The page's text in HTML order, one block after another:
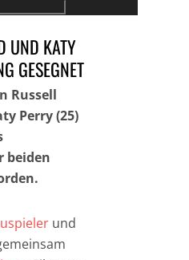
UND KATY
GESEGNET
Russell
Perry (25)
beiden
und